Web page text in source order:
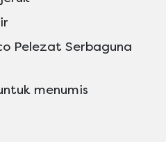
Pelezat Serbaguna
menumis